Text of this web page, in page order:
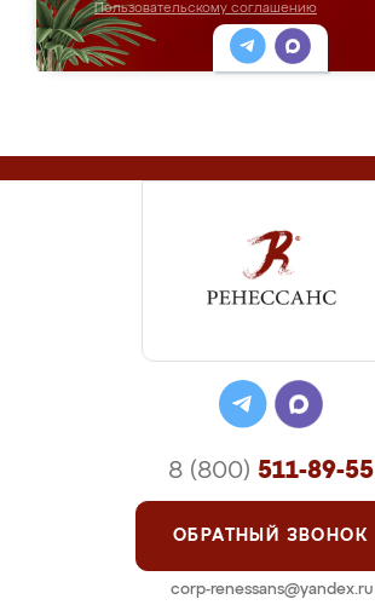
Пользовательскому соглашению
8 (800) 511-89-55
ОБРАТНЫЙ ЗВОНОК
corp-renessans@yandex.ru